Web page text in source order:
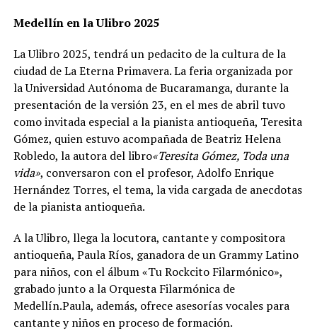
Medellín en la Ulibro 2025
La Ulibro 2025, tendrá un pedacito de la cultura de la
ciudad de La Eterna Primavera. La feria organizada por
la Universidad Autónoma de Bucaramanga, durante la
presentación de la versión 23, en el mes de abril tuvo
como invitada especial a la pianista antioqueña, Teresita
Gómez, quien estuvo acompañada de Beatriz Helena
Robledo, la autora del libro«Teresita Gómez, Toda una
vida», conversaron con el profesor, Adolfo Enrique
Hernández Torres, el tema, la vida cargada de anecdotas
de la pianista antioqueña.
A la Ulibro, llega la locutora, cantante y compositora
antioqueña, Paula Ríos, ganadora de un Grammy Latino
para niños, con el álbum «Tu Rockcito Filarmónico»,
grabado junto a la Orquesta Filarmónica de
Medellín.Paula, además, ofrece asesorías vocales para
cantante y niños en proceso de formación.